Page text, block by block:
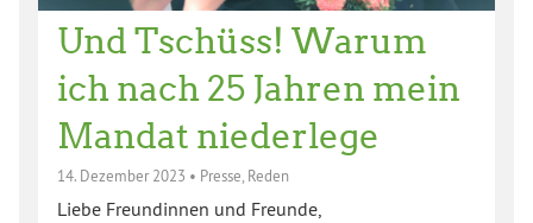
Und Tschüss! Warum
ich nach 25 Jahren mein
Mandat niederlege
14. Dezember 2023 • Presse Reden
Liebe Freundinnen und Freunde,